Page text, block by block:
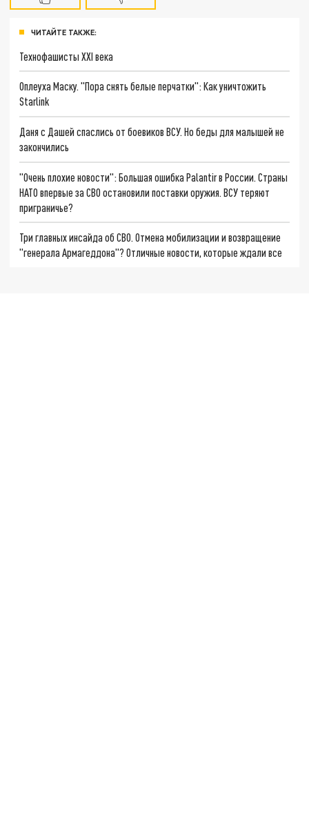
ЧИТАЙТЕ ТАКЖЕ:
Технофашисты XXI века
Оплеуха Маску. "Пора снять белые перчатки": Как уничтожить
Starlink
Даня с Дашей спаслись от боевиков ВСУ. Но беды для малышей не
закончились
"Очень плохие новости": Большая ошибка Palantir в России. Страны
НАТО впервые за СВО остановили поставки оружия. ВСУ теряют
приграничье?
Три главных инсайда об СВО. Отмена мобилизации и возвращение
"генерала Армагеддона"? Отличные новости, которые ждали все